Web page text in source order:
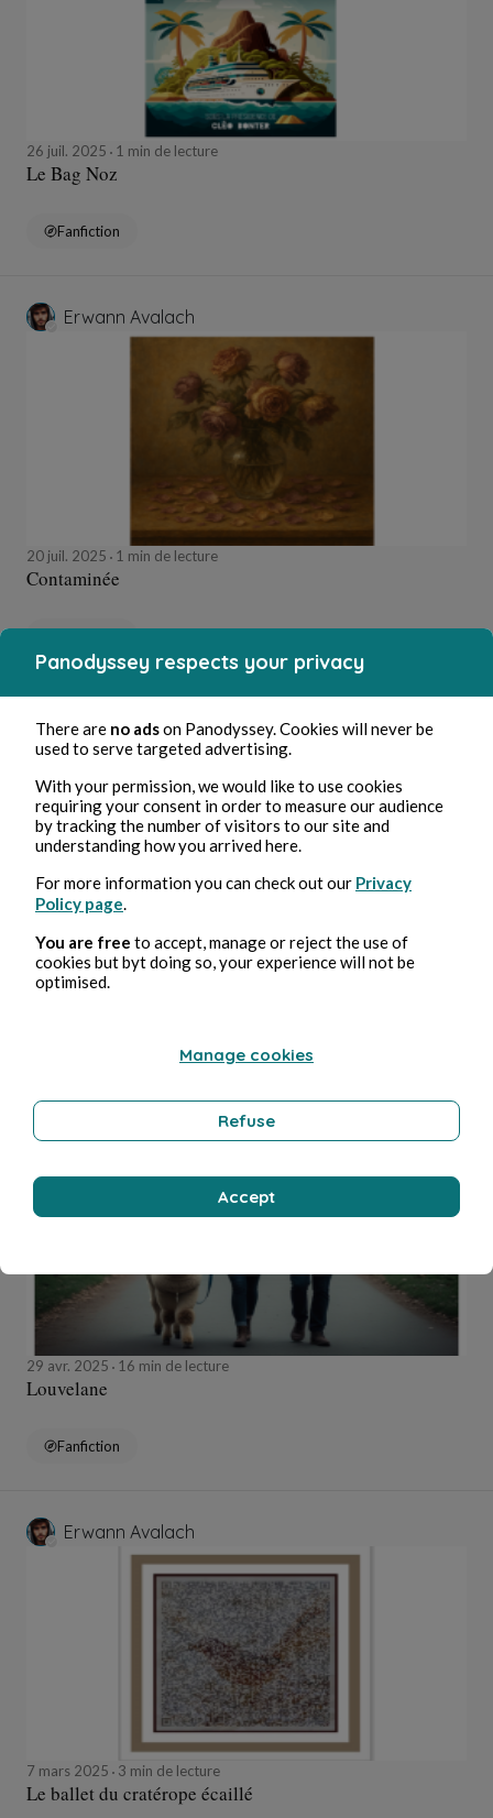
26 juil. 2025 1 min de lecture
Le Bag Noz
Fanfiction
Erwann Avalach
20 juil. 2025 1 min de lecture
Contaminée
Erwann Avalach
19 juil. 202511 min de lecture
Une complication à l'affaire
29 avr. 2025 16 min de lecture
Louvelane
Fanfiction
Erwann Avalach
7 mars 2025 3 min de lecture
Le ballet du cratérope écaillé
Panodyssey respects your privacy
There are no adson Panodyssey. Cookies will never be
used to serve targeted advertising.
With your permission, we would like to use cookies
requiring your consent in order to measure our audience
by tracking the number of visitors to our site and
understanding how you arrived here.
For more information you can check out our Privacy
Policy page.
You are free to accept, manage or reject the use of
cookies but byt doing so, your experience will not be
optimised.
Manage cookies
Refuse
Accept